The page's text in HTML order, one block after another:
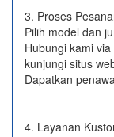
3. Proses
Pilih model dan
Hubungi kami
kunjungi situs
Dapatkan
4. Layanan